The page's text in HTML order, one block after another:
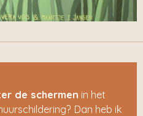
de schermen in het
Dan heb ik